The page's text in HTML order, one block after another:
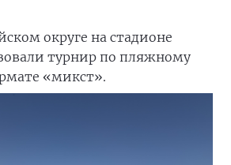
округе на стадионе
турнир по пляжному
«микст».